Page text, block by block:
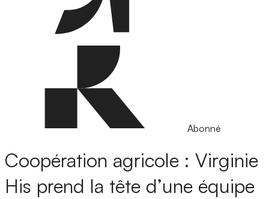
Abonné
Coopération agricole : Virginie
His prend la tête d’une équipe